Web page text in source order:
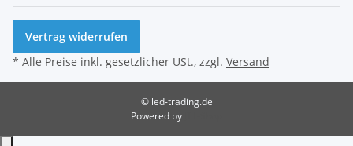
Vertrag widerrufen
* Alle Preise inkl. gesetzlicher USt., zzgl. Versand
© led-trading.de
Powered by